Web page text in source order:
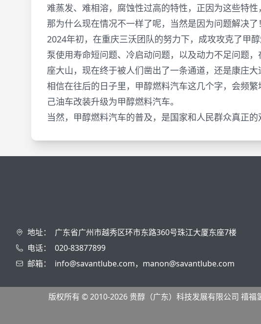
难蒸发、难相溶，腐蚀性过高的特性，正因为这些特性
那为什么现在情况不一样了呢，当然是因为问题解决了！
2024年初，在重庆三沃团队的努力下，成攻攻克了甲
泵使用寿命短问题、冷启动问题，以及动力不足问题
座大山，现在终于被人们凿出了一条通道，还是康庄大
相信在往后的日子里，甲醇燃料汽车这几个字，会频
己油车改装升级为甲醇燃料汽车。
当然，甲醇燃料汽车的普及，是国家和人民群众真正的
地址：
广东省广州市越秀区环市东路360号珠江大厦东座7楼
电话：
020-83877899
邮箱：
info@savantlube.com，manon@savantlube.com
版权所有 © 2010-2026 贵醇（广东）科技发展有限公司 禧